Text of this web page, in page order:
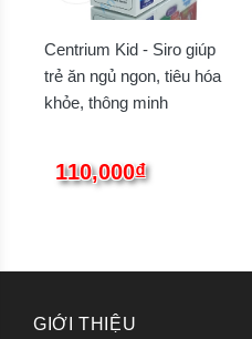
Centrium Kid - Siro giúp
trẻ ăn ngủ ngon, tiêu hóa
khỏe, thông minh
110,000₫
GIỚI THIỆU